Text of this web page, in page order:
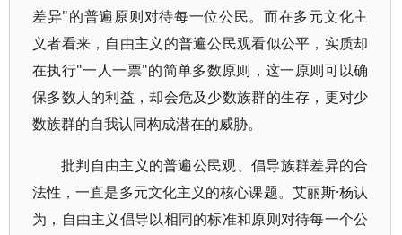
差异"的普遍原则对待每一位公民。而在多元文化主
义者看来，自由主义的普遍公民观看似公平，实质却
在执行"一人一票"的简单多数原则，这一原则可以确
保多数人的利益，却会危及少数族群的生存，更对少
数族群的自我认同构成潜在的威胁。
批判自由主义的普遍公民观、倡导族群差异的合
法性，一直是多元文化主义的核心课题。艾丽斯·杨认
为，自由主义倡导以相同的标准和原则对待每一个公